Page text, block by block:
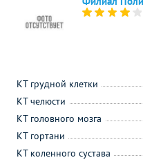
КТ грудной клетки
КТ челюсти
КТ головного мозга
КТ гортани
КТ коленного сустава